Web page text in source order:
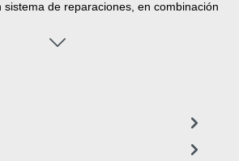
sistema de reparaciones, en combinación
2 componentes, y puede utilizarse como
cargas pesadas. El revestimiento